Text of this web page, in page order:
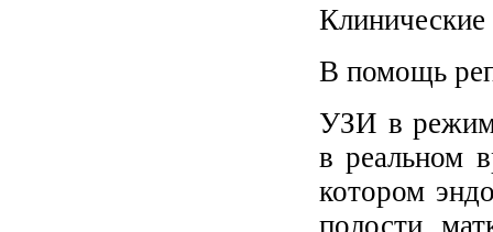
В помощь
УЗИ в
в реальном
котором